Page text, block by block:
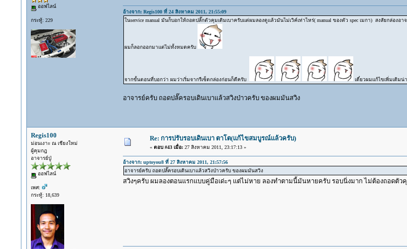
ออฟไลน์
กระทู้: 229
อ้างจาก: Regis100 ที่ 24 สิงหาคม 2011, 21:55:09
ในservice manual มันก็บอกให้ถอดปลั๊กตัวคุมเดิมเบาครับแต่ผมลองดูแล้วมันไม่เวิค์เท่าไหร่( manual ของตัว spec เมกา) สงสัยกล่อ
ผมก็ลอกออกมาแต่ไม่ทั้งหมดครับ
จากขั้นตอนที่บอกว่า ผมว่าเริ่มจากรีเซ็ตกล่องก่อนก็ดีครับ เดี๋ยวผมแก้ไขเพิ่มเติมน่
อาจารย์ครับ ถอดปลั๊ครอบเดินเบาแล้วสวิงป่าวครับ ของผมมันสวิง
Regis100
ม่อนเงาะ ณ เชียงใหม่
ผู้คุมกฎ
อาจารย์ปู่
ออฟไลน์
เพศ:
กระทู้: 18,639
Re: การปรับรอบเดินเบา ตาโต(แก้ไขสมบูรณ์แล้วครับ)
« ตอบ #43 เมื่อ:27 สิงหาคม 2011, 23:17:13 »
อ้างจาก: uptoyou8 ที่ 27 สิงหาคม 2011, 21:57:56
อาจารย์ครับ ถอดปลั๊ครอบเดินเบาแล้วสวิงป่าวครับ ของผมมันสวิง
สวิงๆครับ ผมลองตอนแรกแบบคู่มือเด่ะๆ แต่ไม่หาย ลองทำตามนี้มันหายครับ รอบนิ่งมาก ไม่ต้องถอดตัว